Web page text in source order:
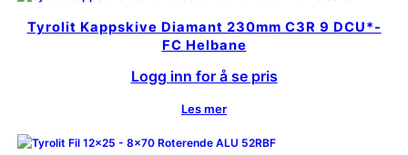
Tyrolit Kappskive Diamant 230mm C3R 9 DCU*-
FC Helbane
Logg inn for å se pris
Les mer